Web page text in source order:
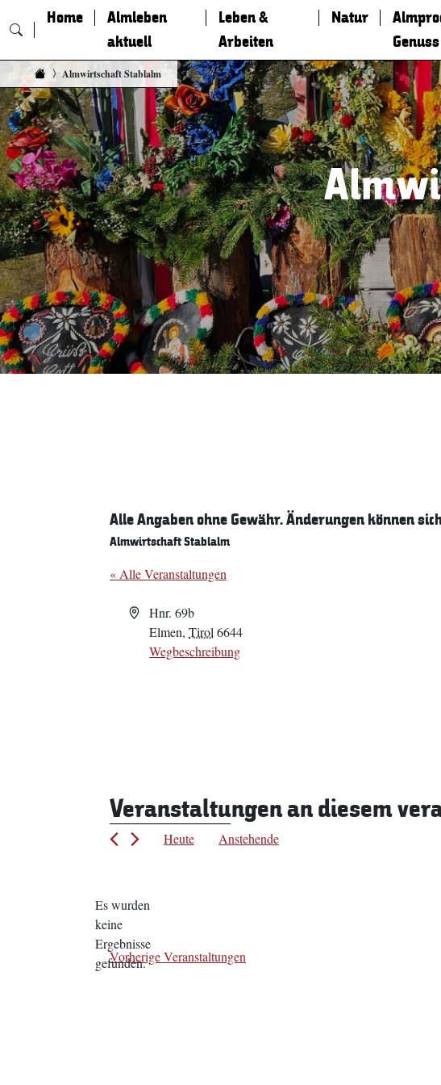
Zum Inhalt springen
Home
Almleben
aktuell
Leben &
Arbeiten
Natur
Genuss
Almwirtschaft Stablalm
Alle Angaben ohne Gewähr. Änderungen können
Almwirtschaft Stablalm
« Alle Veranstaltungen
AdresseHnr. 69b
Elmen, Tirol 6644
Wegbeschreibung
Veranstaltungen an diesem
Hinweis
Es wurden
keine
Ergebnisse
gefunden.
Heute
Anstehende
VorherigeVeranstaltungen